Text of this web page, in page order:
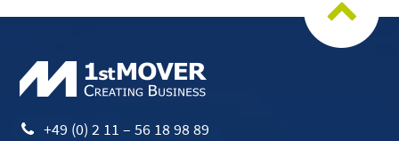
+49 (0) 2 11 – 56 18 98 89